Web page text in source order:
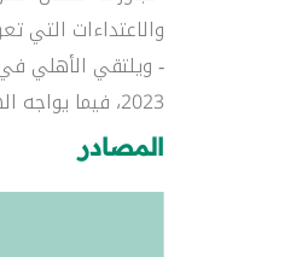
والاعتداءات التي
2023، فيما يواجه الهلال السوداني بالقاهرة في 31 مارس 2023.
المصادر